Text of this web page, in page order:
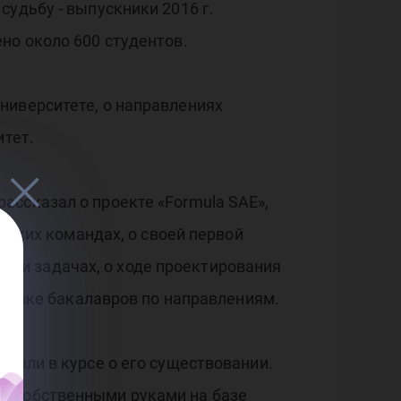
- выпускники 2016 г.
около 600 студентов.
о направлениях
о проекте «Formula SAE»,
командах, о своей первой
и задачах, о ходе проектирования
бакалавров по направлениям.
в курсе о его существовании.
собственными руками на базе